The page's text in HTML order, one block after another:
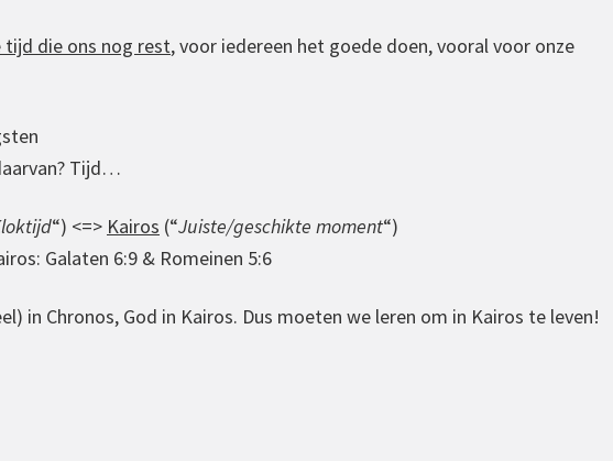
verlagen.
tijd die ons nog rest, voor iedereen het goede doen, vooral voor onze
Tijd…
“) <=> Kairos (“Juiste/geschikte moment“)
Galaten 6:9 & Romeinen 5:6
in Chronos, God in Kairos. Dus moeten we leren om in Kairos te leven!